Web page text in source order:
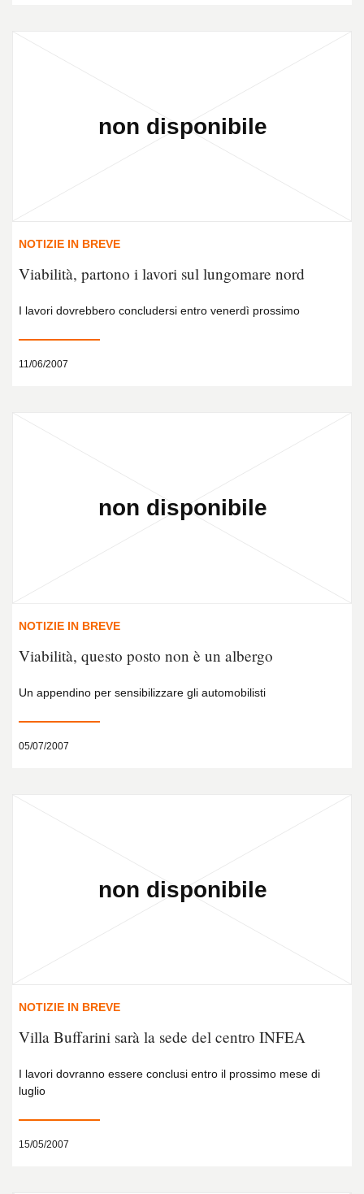
NOTIZIE IN BREVE
Viabilità, partono i lavori sul lungomare nord
I lavori dovrebbero concludersi entro venerdì prossimo
11/06/2007
NOTIZIE IN BREVE
Viabilità, questo posto non è un albergo
Un appendino per sensibilizzare gli automobilisti
05/07/2007
NOTIZIE IN BREVE
Villa Buffarini sarà la sede del centro INFEA
I lavori dovranno essere conclusi entro il prossimo mese di
luglio
15/05/2007